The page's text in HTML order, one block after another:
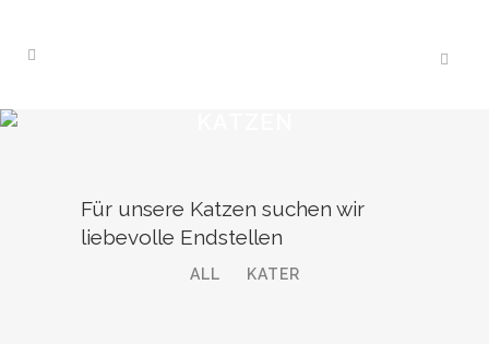
Für unsere Katzen suchen wir
liebevolle Endstellen
ALL KATER